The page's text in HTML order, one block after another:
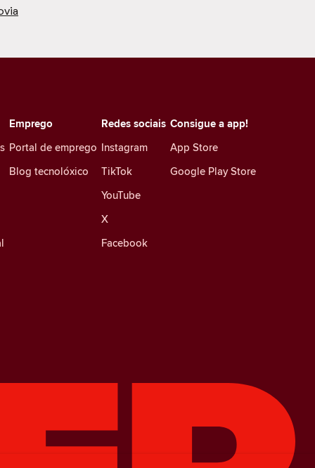
Redes sociais
Instagram
TikTok
YouTube
X
Facebook
Emprego
Portal de emprego
Blog tecnolóxico
Consigue a app!
App Store
Google Play Store